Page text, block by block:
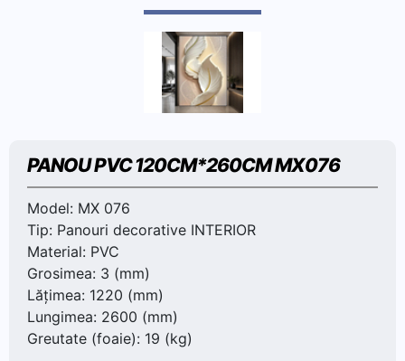
PANOU PVC 120CM*260CM MX076
Model: MX 076
Tip: Panouri decorative INTERIOR
Material: PVC
Grosimea: 3 (mm)
Lățimea: 1220 (mm)
Lungimea: 2600 (mm)
Greutate (foaie): 19 (kg)